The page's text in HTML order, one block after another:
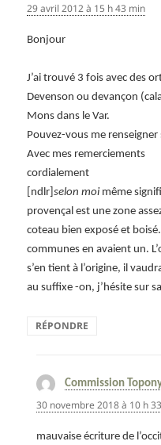
29 avril 2012 à 15 h 43 min
Bonjour
J’ai trouvé 3 fois avec des
Devenson ou devançon
Mons dans le Var.
Pouvez-vous me
Avec mes remerciements
cordialement
[ndlr]selon moimême
provençal est une zone
coteau bien exposé et
communes en avaient un.
s’en tient à l’origine, il
au suffixe -on, j’hésite sur
RÉPONDRE
Commission
30 novembre 2018 à 10 h
mauvaise écriture de